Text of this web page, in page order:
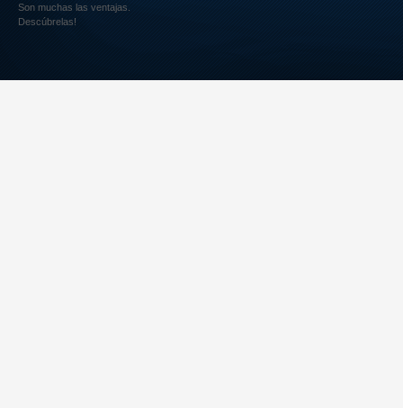
Son muchas las ventajas.
Descúbrelas!